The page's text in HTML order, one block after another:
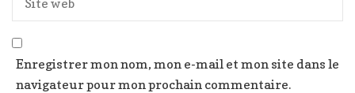
Enregistrer mon nom, mon e-mail et mon site dans le
navigateur pour mon prochain commentaire.